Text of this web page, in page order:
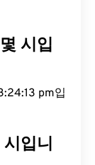
시입
pm입
입니